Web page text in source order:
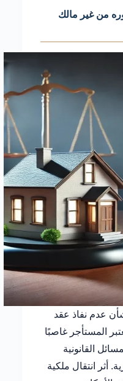
من غير مالك
عدم نفاذ عقد
المستأجر غاصبًا
القانونية
أثر انتقال ملكية